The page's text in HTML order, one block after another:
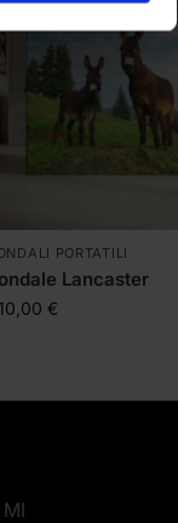
PORTATILI
Lancaster
€